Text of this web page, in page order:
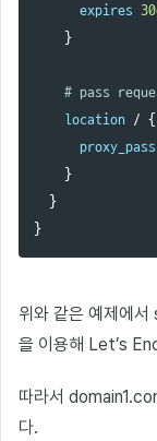
expires
}
# pass
location / {
proxy_pass
}
}
}
위와 같은 예제에
을 이용해 Let’s
따라서
다.